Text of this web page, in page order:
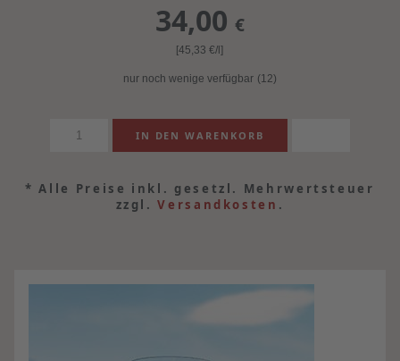
34,00 €
[45,33€/l]
nur noch wenige verfügbar (12)
* Alle Preise inkl. gesetzl. Mehrwertsteuer
zzgl.Versandkosten .